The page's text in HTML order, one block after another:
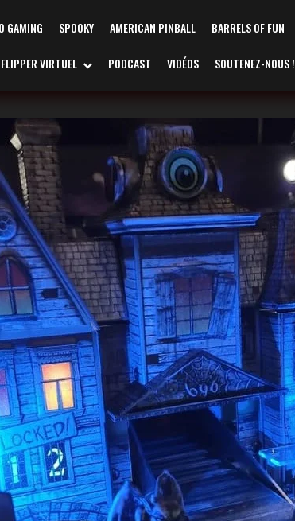
GAMING SPOOKY AMERICAN PINBALL BARRELS OF FUN
FLIPPER VIRTUEL PODCAST VIDÉOS SOUTENEZ-NOUS !